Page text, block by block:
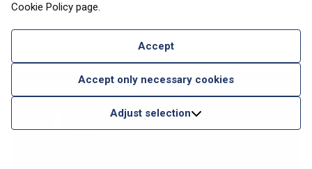
Cookie Policy page.
Accept
Accept only necessary cookies
Adjust selection
Статьи по теме